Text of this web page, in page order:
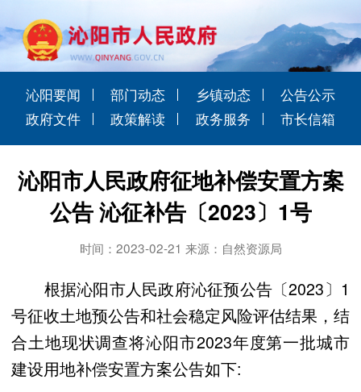
沁阳要闻 部门动态 乡镇动态
公告公示
政府文件
政策解读 政务服务 市长信箱
沁阳市人民政府征地补偿安置方案
公告 沁征补告〔2023〕1号
时间：2023-02-21 来源：自然资源局
根据沁阳市人民政府沁征预公告〔2023〕1
号征收土地预公告和社会稳定风险评估结果，结
合土地现状调查将沁阳市2023年度第一批城市
建设用地补偿安置方案公告如下: